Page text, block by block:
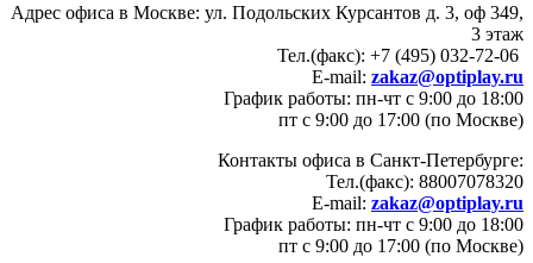
Адрес офиса в Москве: ул. Подольских Курсантов д. 3, оф 349,
3 этаж
Тел.(факс): +7 (495) 032-72-06
E-mail: zakaz@optiplay.ru
График работы: пн-чт с 9:00 до 18:00
пт с 9:00 до 17:00 (по Москве)
Контакты офиса в Санкт-Петербурге:
Тел.(факс): 88007078320
E-mail: zakaz@optiplay.ru
График работы: пн-чт с 9:00 до 18:00
пт с 9:00 до 17:00 (по Москве)